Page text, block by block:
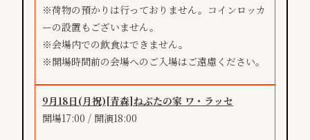
※荷物の預かりは行っておりません。コインロッカ
ーの設置もございません。
※会場内での飲食はできません。
※開場時間前の会場へのご入場はご遠慮ください。
9月18日(月祝)[青森]ねぶたの家 ワ・ラッセ
開場17:00 / 開演18:00